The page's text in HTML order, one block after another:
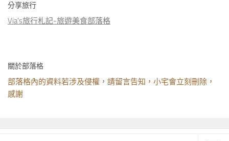
分享旅行
Via's旅行札記-旅遊美食部落格
關於部落格
部落格內的資料若涉及侵權，請留言告知，小宅會立刻刪除，
感謝